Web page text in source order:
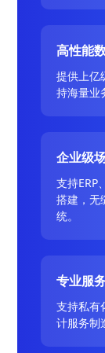
高性能
提供上亿
持海量业
企业级
支持ERP
搭建，无
统。
专业服
支持私有
计服务制